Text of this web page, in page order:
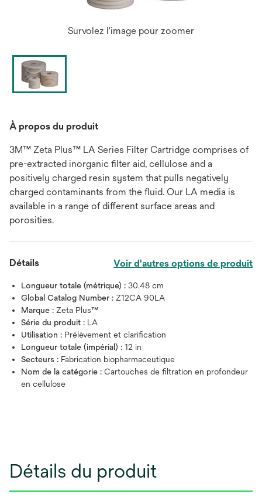
Survolez l'image pour zoomer
À propos du produit
3M™ Zeta Plus™ LA Series Filter Cartridge comprises of
pre-extracted inorganic filter aid, cellulose and a
positively charged resin system that pulls negatively
charged contaminants from the fluid. Our LA media is
available in a range of different surface areas and
porosities.
Détails Voir d'autres options de produit
Longueur totale (métrique) : 30.48 cm
Global Catalog Number : Z12CA 90LA
Marque : Zeta Plus™
Série du produit : LA
Utilisation : Prélèvement et clarification
Longueur totale (impérial) : 12 in
Secteurs : Fabrication biopharmaceutique
Nom de la catégorie : Cartouches de filtration en profondeur
en cellulose
Détails du produit